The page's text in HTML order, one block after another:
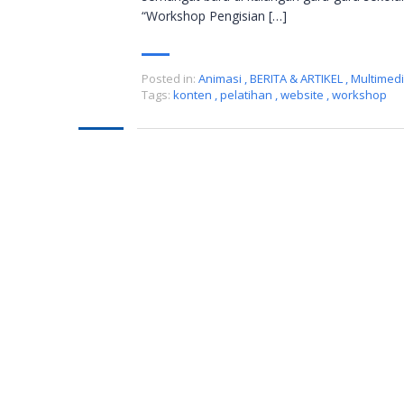
“Workshop Pengisian […]
Posted in: Animasi ,BERITA & ARTIKEL ,
Tags: konten ,pelatihan ,website ,workshop